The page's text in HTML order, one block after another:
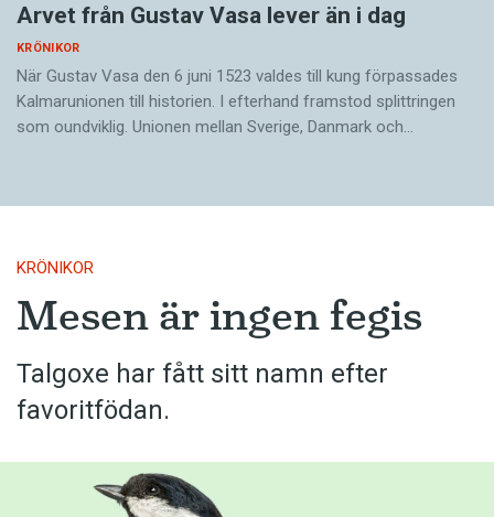
Arvet från Gustav Vasa lever än i dag
KRÖNIKOR
När Gustav Vasa den 6 juni 1523 ­valdes till kung förpassades
Kalmar­unionen till historien. I efterhand framstod splittringen
som ound­viklig. ­Unionen ­mellan Sverige, Danmark och…
KRÖNIKOR
Mesen är ingen fegis
Talgoxe har fått sitt namn efter
favoritfödan.